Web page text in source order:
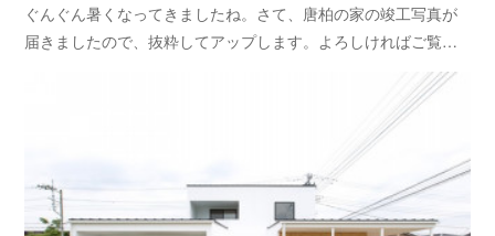
ぐんぐん暑くなってきましたね。さて、唐柏の家の竣工写真が
届きましたので、抜粋してアップします。よろしければご覧…